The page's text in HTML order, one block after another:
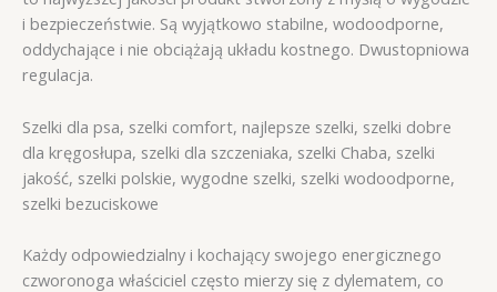
i bezpieczeństwie. Są wyjątkowo stabilne, wodoodporne,
oddychające i nie obciążają układu kostnego. Dwustopniowa
regulacja.
Szelki dla psa, szelki comfort, najlepsze szelki, szelki dobre
dla kręgosłupa, szelki dla szczeniaka, szelki Chaba, szelki
jakość, szelki polskie, wygodne szelki, szelki wodoodporne,
szelki bezuciskowe
Każdy odpowiedzialny i kochający swojego energicznego
czworonoga właściciel często mierzy się z dylematem, co